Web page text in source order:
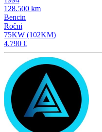
128.500 km
Bencin
Ročni
75KW (102KM)
4.790 €